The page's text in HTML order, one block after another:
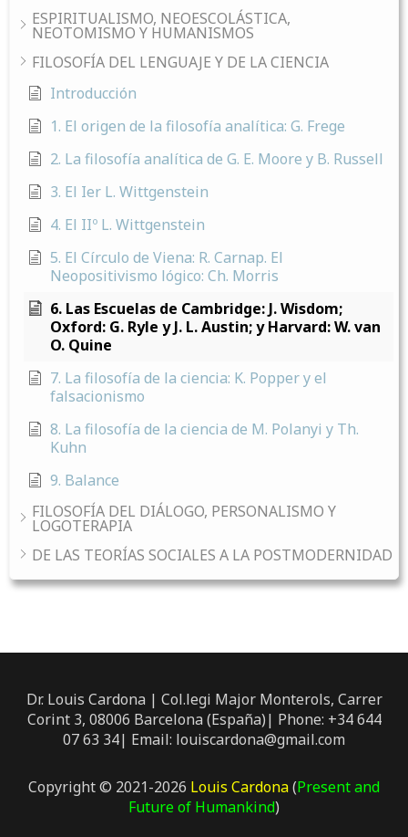
ESPIRITUALISMO, NEOESCOLÁSTICA,
NEOTOMISMO Y HUMANISMOS
FILOSOFÍA DEL LENGUAJE Y DE LA CIENCIA
Introducción
1. El origen de la filosofía analítica: G. Frege
2. La filosofía analítica de G. E. Moore y B. Russell
3. El Ier L. Wittgenstein
4. El IIº L. Wittgenstein
5. El Círculo de Viena: R. Carnap. El
Neopositivismo lógico: Ch. Morris
6. Las Escuelas de Cambridge: J. Wisdom;
Oxford: G. Ryle y J. L. Austin; y Harvard: W. van
O. Quine
7. La filosofía de la ciencia: K. Popper y el
falsacionismo
8. La filosofía de la ciencia de M. Polanyi y Th.
Kuhn
9. Balance
FILOSOFÍA DEL DIÁLOGO, PERSONALISMO Y
LOGOTERAPIA
DE LAS TEORÍAS SOCIALES A LA POSTMODERNIDAD
Dr. Louis Cardona | Col.legi Major Monterols, Carrer
Corint 3, 08006 Barcelona (España)| Phone: +34 644
07 63 34| Email: louiscardona@gmail.com
Copyright © 2021-2026 Louis Cardona(Present and
Future of Humankind)